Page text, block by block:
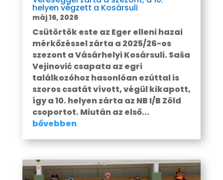
helyen végzett a Kosársuli
máj 16, 2026
Csütörtök este az Eger elleni hazai
mérkőzéssel zárta a 2025/26-os
szezont a Vásárhelyi Kosársuli. Saša
Vejinović csapata az egri
találkozóhoz hasonlóan ezúttal is
szoros csatát vívott, végül kikapott,
így a 10. helyen zárta az NB I/B Zöld
csoportot. Miután az első...
bővebben